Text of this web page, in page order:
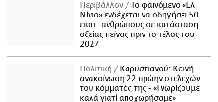
Περιβάλλον
Το φαινόμενο «Ελ
Νίνιο» ενδέχεται να οδηγήσει 50
εκατ. ανθρώπους σε κατάσταση
οξείας πείνας πριν το τέλος του
2027
Πολιτική
Καρυστιανού: Κοινή
ανακοίνωση 22 πρώην στελεχών
του κόμματός της - «Γνωρίζουμε
καλά γιατί αποχωρήσαμε»